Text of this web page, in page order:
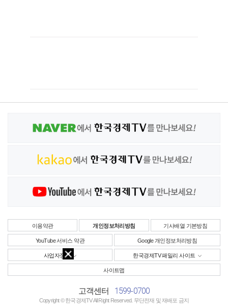
이용약관 개인정보처리방침 기사배열 기본방침
YouTube 서비스 약관 Google 개인정보처리방침
사업자정보 한국경제TV 패밀리 사이트
사이트맵
고객센터 1599-0700
Copyright © 한국경제TV All Right Reserved. 무단전재 및 재배포 금지